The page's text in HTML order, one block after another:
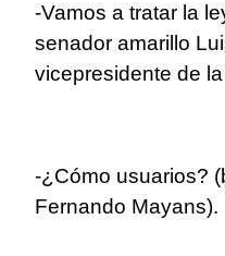
-Vamos a tratar la
senador amarillo
vicepresidente de
-¿Cómo usuarios?
Fernando Mayans).